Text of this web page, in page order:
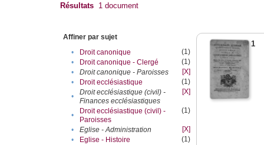
Résultats 1 document
Affiner par sujet
•
Droit canonique
(1)
•
Droit canonique - Clergé
(1)
•
Droit canonique - Paroisses
[X]
•
Droit ecclésiastique
(1)
•
Droit ecclésiastique (civil) -
Finances ecclésiastiques
[X]
•
Droit ecclésiastique (civil) -
Paroisses
(1)
• Eglise - Administration
[X]
•
Eglise - Histoire
(1)
1